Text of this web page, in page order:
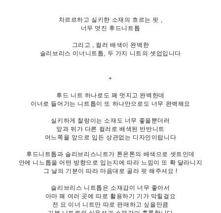
차르르하고 실키한 소재의 흐르는 핏 ,
너무 멋진 후드니트톱
그리고 , 컬러 배색이 완벽한
슬리브리스 이너니트톱, 두 가지 니트의 셋업입니다
+
후드 니트 하나로도 꽤 멋지고 완벽한데
이너로 들어가는 니트톱이 또 하나만으로도 너무 완벽해요
실키하게 찰랑이는 소재도 너무 좋을뿐더러
앞과 뒤가 다른 컬러로 배색된 반반니트
어느쪽을 앞으로 입든 상관없는 디자인이랍니다
후드니트톱과 슬리브리스니트가 톤온톤의 배색으로 셋트인데
안에 니느톱을 어떤 방향으로 입는지에 따라 느낌이 또 확 달라니지
그 날의 기분이 따라 마음대로 골라 핏 해주셔요 !
슬리브리스 니트톱은 소재감이 너무 좋아서
아마 꽤 여러 곳에 따로 활용하기 기가 막힐걸요
전 요 이너 니트만 따로 판매하고 싶을만큼